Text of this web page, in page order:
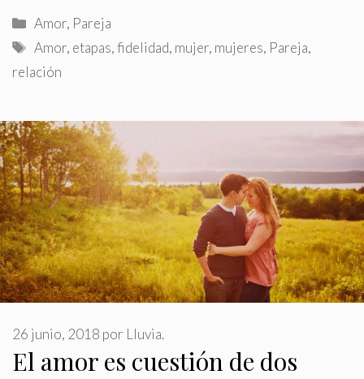
Categorías
Amor, Pareja
Etiquetas
Amor, etapas,fidelidad, mujer, mujeres, Pareja,
relación
El amor es cuestión de dos
26 junio, 2018 por Lluvia.